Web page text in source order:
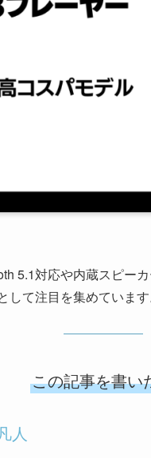
5.1対応や内蔵スピー
て注目を集めています
この記事を書い
凡人